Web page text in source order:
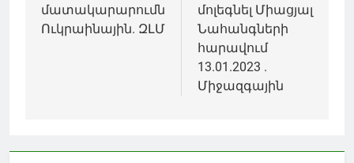
մատակարարումն
Ուկրաինային. ԶԼՄ
մոլեգնել Միացյալ
Նահանգների
հարավում
13.01.2023 .
Միջազգային